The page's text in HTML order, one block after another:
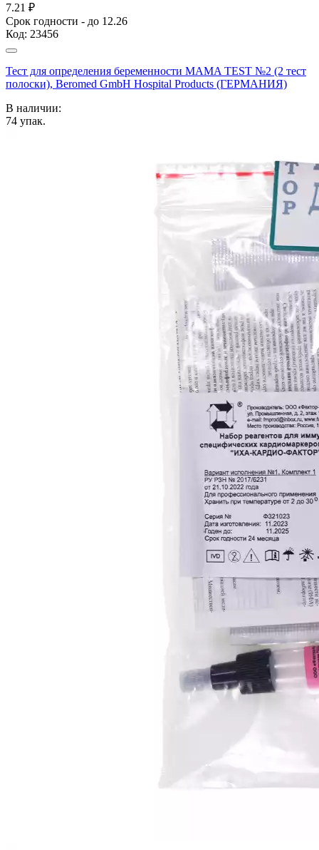
7.21 ₽
Срок годности - до 12.26
Код: 23456
Тест для определения беременности MAMA TEST №2 (2 тест
полоски), Beromed GmbH Hospital Products (ГЕРМАНИЯ)
В наличии:
74 упак.